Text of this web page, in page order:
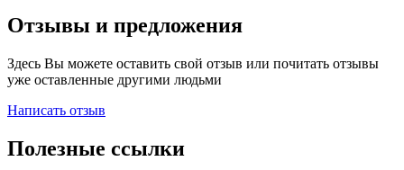
Отзывы и предложения
Здесь Вы можете оставить свой отзыв или почитать отзывы
уже оставленные другими людьми
Написать отзыв
Полезные ссылки